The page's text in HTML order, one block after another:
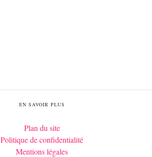
EN SAVOIR PLUS
Plan du site
Politique de confidentialité
Mentions légales